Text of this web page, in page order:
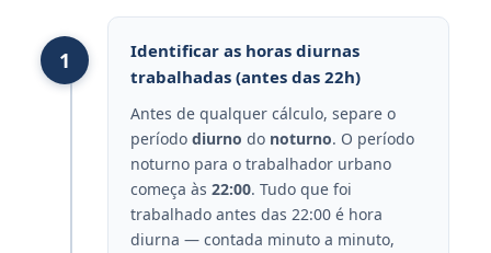
1
Identificar as horas diurnas
trabalhadas (antes das 22h)
Antes de qualquer cálculo, separe o
período diurno do noturno. O período
noturno para o trabalhador urbano
começa às 22:00. Tudo que foi
trabalhado antes das 22:00 é hora
diurna — contada minuto a minuto,